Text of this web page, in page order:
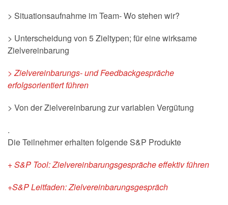
> Situationsaufnahme im Team- Wo stehen wir?
> Unterscheidung von 5 Zieltypen; für eine wirksame
Zielvereinbarung
> Zielvereinbarungs- und Feedbackgespräche
erfolgsorientiert führen
> Von der Zielvereinbarung zur variablen Vergütung
.
Die Teilnehmer erhalten folgende S&P Produkte
+ S&P Tool: Zielvereinbarungsgespräche effektiv führen
+S&P Leitfaden: Zielvereinbarungsgespräch